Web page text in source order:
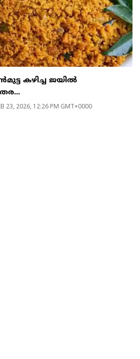
കഴിച്ച ജയില്‍
23, 2026, 12:26 PM GMT+0000